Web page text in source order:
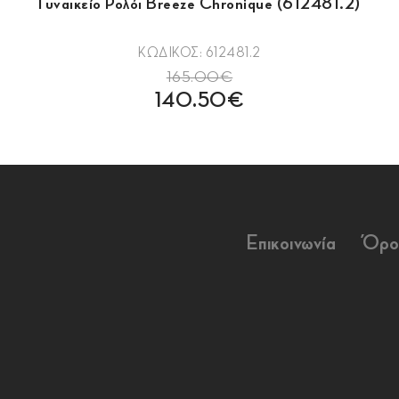
Γυναικείο Ρολόι Breeze Chronique (612481.2)
ΚΩΔΙΚΟΣ: 612481.2
165.00€
140.50€
Επικοινωνία